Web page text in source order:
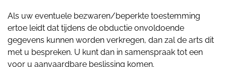
Als uw eventuele bezwaren/beperkte toestemming
ertoe leidt dat tijdens de obductie onvoldoende
gegevens kunnen worden verkregen, dan zal de arts dit
met u bespreken. U kunt dan in samenspraak tot een
voor u aanvaardbare beslissing komen.